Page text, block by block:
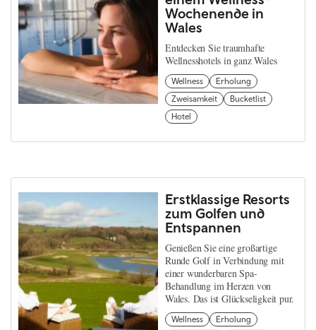
Wochenende in
Wales
Entdecken Sie traumhafte
Wellnesshotels in ganz Wales
Wellness
Erholung
Zweisamkeit
Bucketlist
Hotel
Erstklassige Resorts
zum Golfen und
Entspannen
Genießen Sie eine großartige
Runde Golf in Verbindung mit
einer wunderbaren Spa-
Behandlung im Herzen von
Wales. Das ist Glückseligkeit pur.
Wellness
Erholung